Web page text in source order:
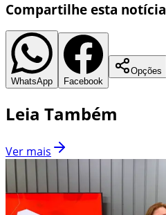
Compartilhe esta notícia
WhatsApp Facebook
Opções
Leia Também
Ver mais